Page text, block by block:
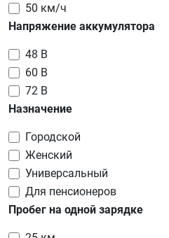
50 км/ч
Напряжение аккумулятора
48 В
60 В
72 В
Назначение
Городской
Женский
Универсальный
Для пенсионеров
Пробег на одной зарядке